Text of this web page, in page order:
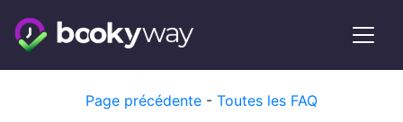
Page précédente - Toutes les FAQ